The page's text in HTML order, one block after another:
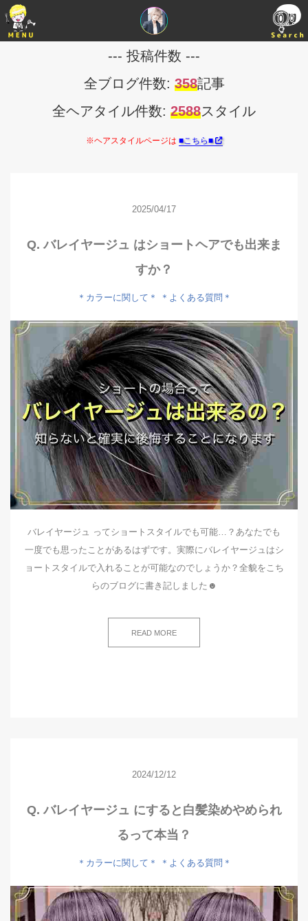
--- 投稿件数 ---
全ブログ件数: 358記事
全ヘアタイル件数: 2588スタイル
※ヘアスタイルページは ■こちら■
2025/04/17
Q. バレイヤージュ はショートヘアでも出来ま
すか？
＊カラーに関して＊ ＊よくある質問＊
バレイヤージュ ってショートスタイルでも可能…？あなたでも
一度でも思ったことがあるはずです。実際にバレイヤージュはシ
ョートスタイルで入れることが可能なのでしょうか？全貌をこち
らのブログに書き記しました☻
READ MORE
2024/12/12
Q. バレイヤージュ にすると白髪染めやめられ
るって本当？
＊カラーに関して＊ ＊よくある質問＊